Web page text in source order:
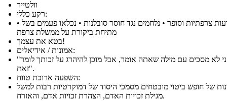
וולטייר
רקע כללי:
• הוגה דעות צרפתיות וסופר • נלחמים נגד חוסר סובלנות • נכלאו פעמים בשל
מתיחת ביקורת על ממשלת צרפת
בטא את עצמך!
אמונות / אידיאלים:
"אני לא מסכים עם מילה שאתה אומר, אבל מוכן להיהרג על זכותך לומר
זאת".
השפעה ארוכת טווח:
של חופש ביטוי מובטחים מסמכי היסוד של דמוקרטיות רבות למשל
מגילת זכויות האדם, הצהרת זכויות אדם, והאזרח.